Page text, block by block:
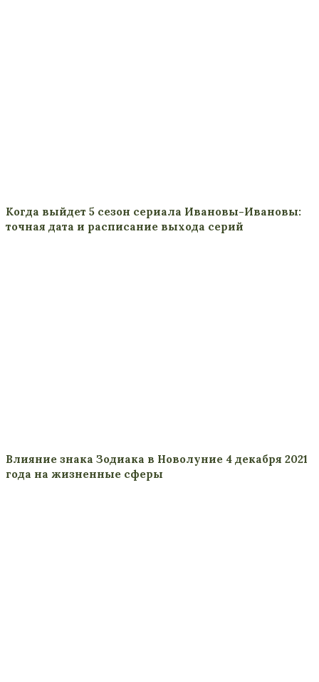
Когда выйдет 5 сезон сериала Ивановы-Ивановы:
точная дата и расписание выхода серий
Влияние знака Зодиака в Новолуние 4 декабря 2021
года на жизненные сферы